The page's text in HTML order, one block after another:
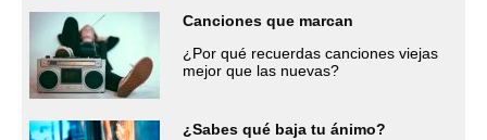
Canciones que marcan
¿Por qué recuerdas canciones viejas
mejor que las nuevas?
¿Sabes qué baja tu ánimo?